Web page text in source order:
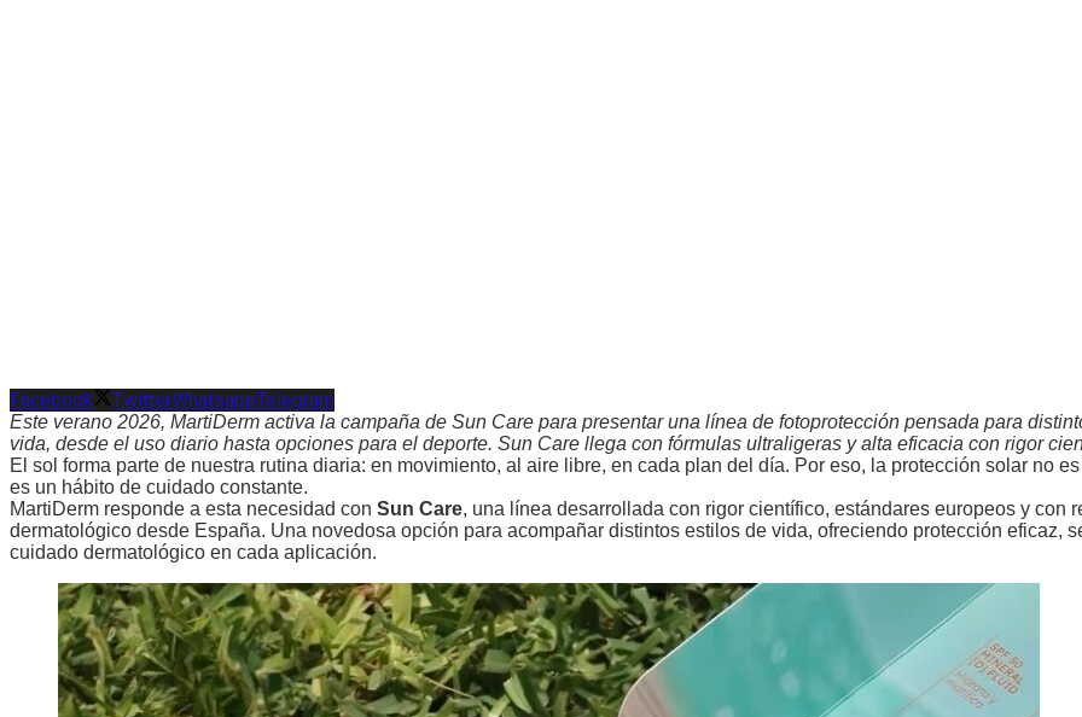
Facebook TwitterWhatsappTelegram
Este verano 2026, MartiDerm activa la campaña de Sun Care para presentar una línea de fotoprotección pensada para
vida, desde el uso diario hasta opciones para el deporte. Sun Care llega con fórmulas ultraligeras y alta eficacia con rigor
El sol forma parte de nuestra rutina diaria: en movimiento, al aire libre, en cada plan del día. Por eso, la protección solar no
es un hábito de cuidado constante.
MartiDerm responde a esta necesidad con Sun Care, una línea desarrollada con rigor científico, estándares europeos y con
dermatológico desde España. Una novedosa opción para acompañar distintos estilos de vida, ofreciendo protección eficaz,
cuidado dermatológico en cada aplicación.